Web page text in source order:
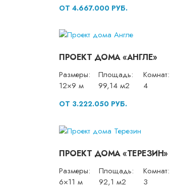
ОТ 4.667.000 РУБ.
ПРОЕКТ ДОМА «АНГЛЕ»
Размеры:
12×9 м
Площадь:
99,14 м2
Комнат:
4
ОТ 3.222.050 РУБ.
ПРОЕКТ ДОМА «ТЕРЕЗИН»
Размеры:
6×11 м
Площадь:
92,1 м2
Комнат:
3